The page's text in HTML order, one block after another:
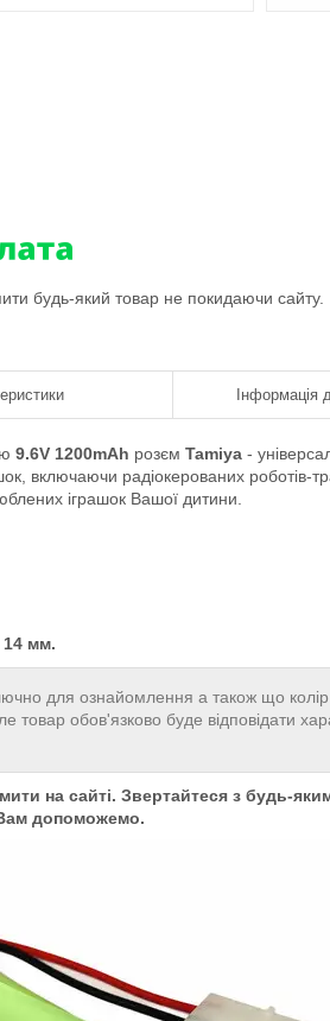
будь-який товар не покидаючи сайту.
Інформація
9.6V 1200mAh розєм Tamiya -
включаючи радіокерованих роботів-
іграшок Вашої дитини.
14 мм.
для ознайомлення а також що
товар обов'язково буде відповідати
на сайті. Звертайтеся з будь-
допоможемо.